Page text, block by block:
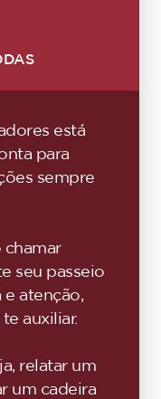
está
para
sempre
chamar
seu passeio
atenção,
auxiliar.
relatar um
um cadeira